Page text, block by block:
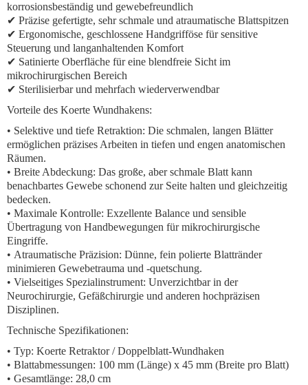
korrosionsbeständig und gewebefreundlich
✔ Präzise gefertigte, sehr schmale und atraumatische Blattspitzen
✔ Ergonomische, geschlossene Handgrifföse für sensitive
Steuerung und langanhaltenden Komfort
✔ Satinierte Oberfläche für eine blendfreie Sicht im
mikrochirurgischen Bereich
✔ Sterilisierbar und mehrfach wiederverwendbar
Vorteile des Koerte Wundhakens:
• Selektive und tiefe Retraktion: Die schmalen, langen Blätter
ermöglichen präzises Arbeiten in tiefen und engen anatomischen
Räumen.
• Breite Abdeckung: Das große, aber schmale Blatt kann
benachbartes Gewebe schonend zur Seite halten und gleichzeitig
bedecken.
• Maximale Kontrolle: Exzellente Balance und sensible
Übertragung von Handbewegungen für mikrochirurgische
Eingriffe.
• Atraumatische Präzision: Dünne, fein polierte Blattränder
minimieren Gewebetrauma und -quetschung.
• Vielseitiges Spezialinstrument: Unverzichtbar in der
Neurochirurgie, Gefäßchirurgie und anderen hochpräzisen
Disziplinen.
Technische Spezifikationen:
• Typ: Koerte Retraktor / Doppelblatt-Wundhaken
• Blattabmessungen: 100 mm (Länge) x 45 mm (Breite pro Blatt)
• Gesamtlänge: 28,0 cm